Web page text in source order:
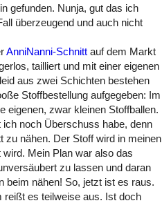
gefunden. Nunja, gut das ich
überzeugend und auch nicht
AnniNanni-Schnitt auf dem Markt
tailliert und mit einer eigenen
aus zwei Schichten bestehen
Stoffbestellung aufgegeben: Im
eigenen, zwar kleinen Stoffballen.
noch Überschuss habe, denn
zu nähen. Der Stoff wird in meinen
Mein Plan war also das
zu lassen und daran
beim nähen! So, jetzt ist es raus.
reißt es teilweise aus. Ist doch